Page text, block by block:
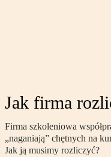
Jak firma
Firma szkoleniowa
„naganiają” chętnych na
Jak ją musimy rozliczyć?